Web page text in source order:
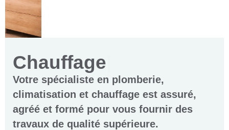
Chauffage
Votre spécialiste en plomberie,
climatisation et chauffage est assuré,
agréé et formé pour vous fournir des
travaux de qualité supérieure.